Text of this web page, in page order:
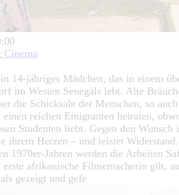
Cinema
14-jähriges Mädchen, das in einem
im Westen Senegals lebt. Alte
die Schicksale der Menschen, so
reichen Emigranten heiraten,
Studenten liebt. Gegen den Wunsch
ihrem Herzen – und leistet Widerstand.
1970er-Jahren werden die Arbeiten
erste afrikanische Filmemacherin gilt,
gezeigt und gefe